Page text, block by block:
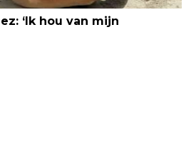
‘Ik hou van mijn